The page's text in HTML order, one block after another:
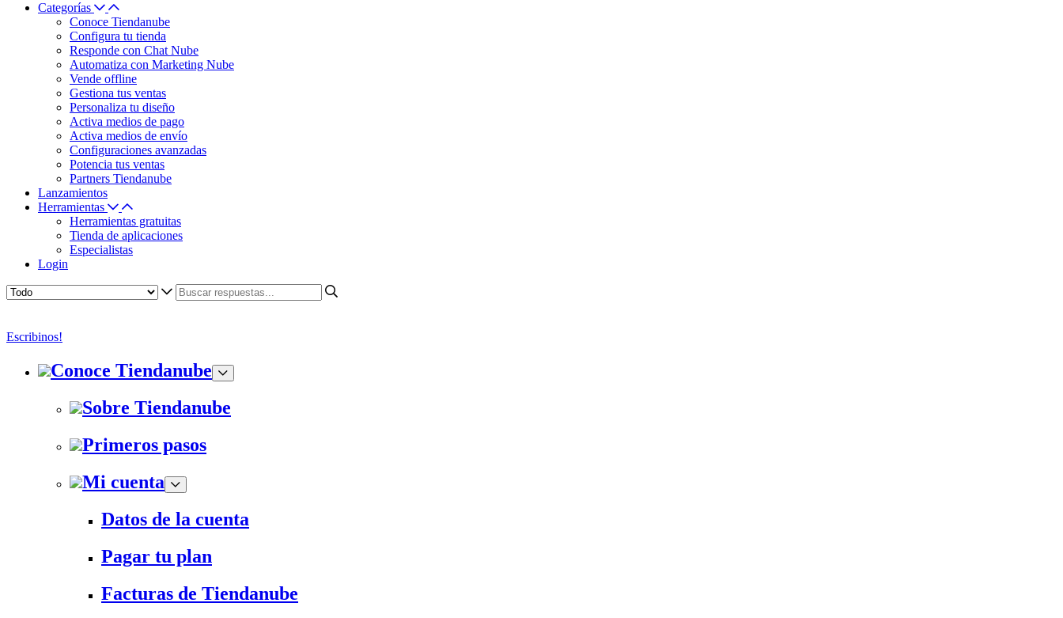
Categorías
Conoce Tiendanube
Configura tu tienda
Responde con Chat Nube
Automatiza con Marketing Nube
Vende offline
Gestiona tus ventas
Personaliza tu diseño
Activa medios de pago
Activa medios de envío
Configuraciones avanzadas
Potencia tus ventas
Partners Tiendanube
Lanzamientos
Herramientas
Herramientas gratuitas
Tienda de aplicaciones
Especialistas
Login
Escribinos!
Conoce Tiendanube
Sobre Tiendanube
Primeros pasos
Mi cuenta
Datos de la cuenta
Pagar tu plan
Facturas de Tiendanube